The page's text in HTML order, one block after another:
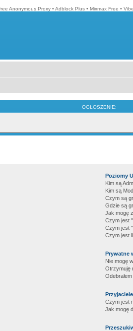
Anonymous Proxy • Adblock Plus • Mixmax Free •
OGŁOSZENIE:
Poziomy
Kim są
Kim są
Czym są
Gdzie są
Jak mogę
Czym jest
Czym jest
Czym jest
Prywatne
Nie mogę
Otrzymuję
Czym jest
Jak mogę